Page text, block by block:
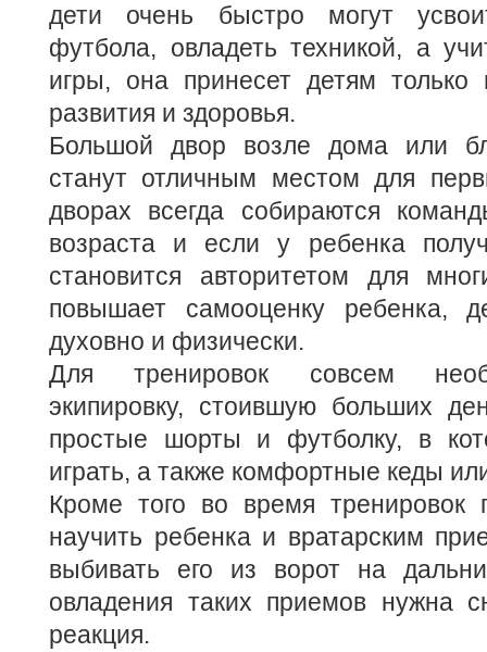
дети очень быстро могут
футбола, овладеть техникой, а
игры, она принесет детям только
развития и здоровья.
Большой двор возле дома или
станут отличным местом для
дворах всегда собираются
возраста и если у ребенка
становится авторитетом для
повышает самооценку ребенка,
духовно и физически.
Для тренировок совсем
экипировку, стоившую больших
простые шорты и футболку, в
играть, а также комфортные кеды
Кроме того во время
научить ребенка и вратарским
выбивать его из ворот на
овладения таких приемов нужна
реакция.